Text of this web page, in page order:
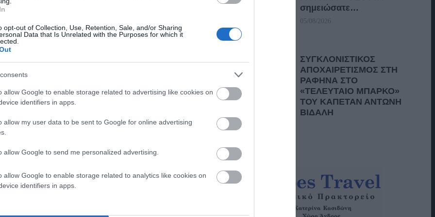
opt-out of Collection, Use, Retention, Sale, and/or Sharing
Data that Is Unrelated with the Purposes for which it
allow Google to enable storage related to advertising like cookies on
identifiers in apps.
allow my user data to be sent to Google for online advertising
allow Google to send me personalized advertising.
allow Google to enable storage related to analytics like cookies on
identifiers in apps.
Οκτωβρίου στο Κόρθι. Το μάθαμε από το σχόλιο και
μας: “Όπως κάθε χρόνο έτσι και φέτος στις
να ξυπνάνε τους κορθιανους με εμβατήρια. Όλο το
δύο καθηγητές συνοδεία καταλήγουν μετά από μια
εθνικό μας ύμνο. Είμαι τυχερή που τους πρόλαβα.
Μπράβο σας…”
σημειώσατε…
05/08/2026
ΣΥΓΚΛΟΝΙΣΤΙΚΟΣ
ΑΠΟΧΑΙΡΕΤΙΣΜΟΣ ΣΤΗ
ΡΑΦΗΝΑ ΣΤΟ
«ΤΕΛΕΥΤΑΙΟ ΜΠΑΡΚΟ»
ΤΟΥ ΚΑΠΕΤΑΝ ΑΝΤΩΝΗ
ΒΙΔΑΛΗ
05/08/2026